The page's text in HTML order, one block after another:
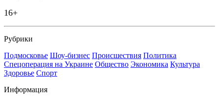
16+
Рубрики
Подмосковье Шоу-бизнес Происшествия Политика
Спецоперация на Украине Общество Экономика Культура
Здоровье Спорт
Информация